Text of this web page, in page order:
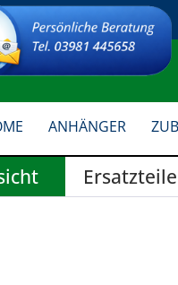
ANHÄNGER
Ersatzteile